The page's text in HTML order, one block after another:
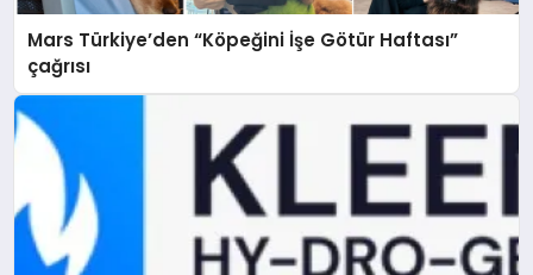
Mars Türkiye’den “Köpeğini İşe Götür Haftası”
çağrısı